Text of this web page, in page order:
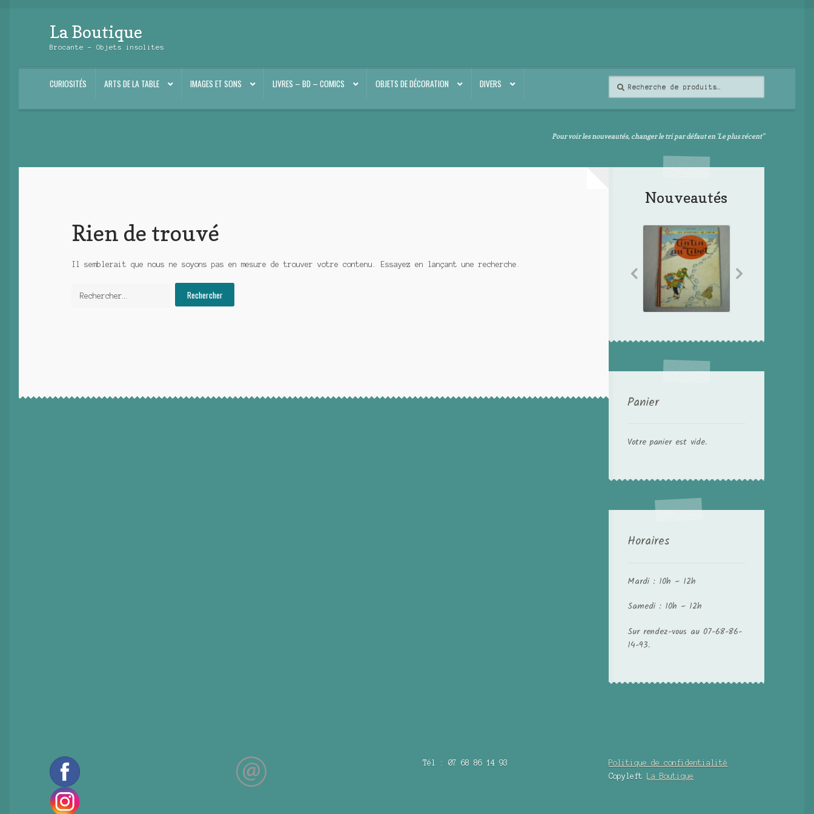
Aller
à
navigation
Aller
au
La Boutique
Brocante – Objets insolites
CURIOSITÉS ARTS DE LA TABLE IMAGES ET SONS LIVRES – BD – COMICS OBJETS DE DÉCORATION DIVERS
pour :
Pour voir les nouveautés, changer le tri par défaut en 'Le plus récent"
Rien de trouvé
Il semblerait que nous ne soyons pas en mesure de trouver votre contenu. Essayez en lançant une recherche.
Nouveautés
Panier
Votre panier est vide.
Horaires
Mardi : 10h – 12h
Samedi : 10h – 12h
Sur rendez-vous au 07-68-86-
14-93.
Tél : 07 68 86 14 93
Politique de confidentialité
Copyleft
La Boutique